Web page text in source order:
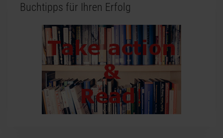
Buchtipps für Ihren Erfolg